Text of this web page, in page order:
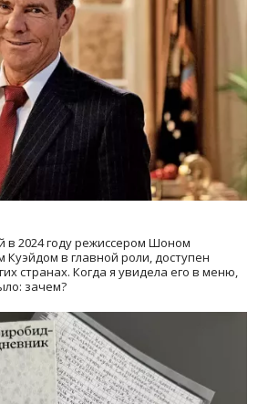
в 2024 годурежиссером Шоном
в главной роли, доступен
странах. Когда я увидела его в меню,
зачем?